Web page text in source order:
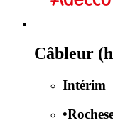
Câbleur
Intérim
•